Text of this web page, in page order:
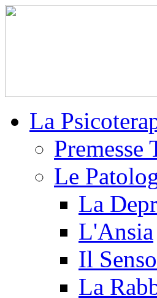
La
Premesse
Le
La
L'Ansia
Il
La